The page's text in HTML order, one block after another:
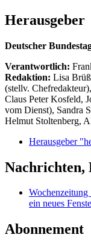
Herausgeber
Deutscher
Verantwortlich:
Redaktion: Lisa
(stellv.
Claus Peter Kosfeld,
vom Dienst), Sandra
Helmut Stoltenberg,
Herausgeber
Nachrichten,
ein neues
Abonnement